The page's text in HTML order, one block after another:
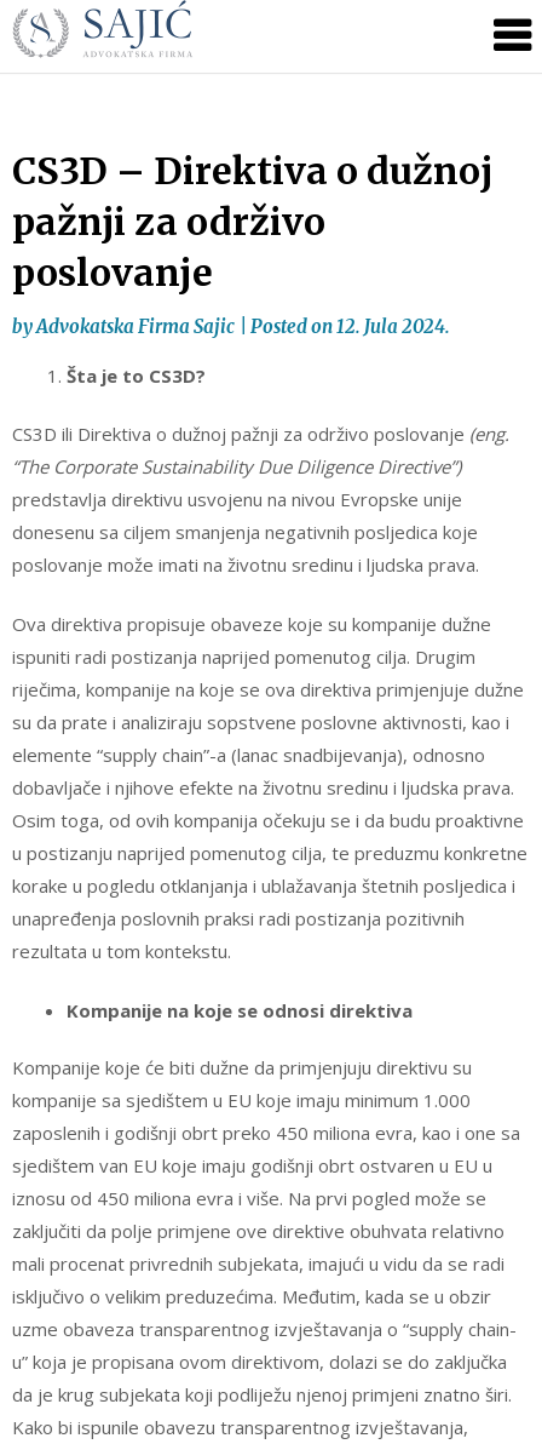
Skip
to
content
Advokatska
Sajić
|
Banja
Luka
CS3D – Direktiva o dužnoj
pažnji za održivo
poslovanje
byAdvokatska Firma Sajic Posted on12. Jula 2024.
Šta je to CS3D?
CS3D ili Direktiva o dužnoj pažnji za održivo poslovanje (eng.
“The Corporate Sustainability Due Diligence Directive”)
predstavlja direktivu usvojenu na nivou Evropske unije
donesenu sa ciljem smanjenja negativnih posljedica koje
poslovanje može imati na životnu sredinu i ljudska prava.
Ova direktiva propisuje obaveze koje su kompanije dužne
ispuniti radi postizanja naprijed pomenutog cilja. Drugim
riječima, kompanije na koje se ova direktiva primjenjuje dužne
su da prate i analiziraju sopstvene poslovne aktivnosti, kao i
elemente “supply chain”-a (lanac snadbijevanja), odnosno
dobavljače i njihove efekte na životnu sredinu i ljudska prava.
Osim toga, od ovih kompanija očekuju se i da budu proaktivne
u postizanju naprijed pomenutog cilja, te preduzmu konkretne
korake u pogledu otklanjanja i ublažavanja štetnih posljedica i
unapređenja poslovnih praksi radi postizanja pozitivnih
rezultata u tom kontekstu.
Kompanije na koje se odnosi direktiva
Kompanije koje će biti dužne da primjenjuju direktivu su
kompanije sa sjedištem u EU koje imaju minimum 1.000
zaposlenih i godišnji obrt preko 450 miliona evra, kao i one sa
sjedištem van EU koje imaju godišnji obrt ostvaren u EU u
iznosu od 450 miliona evra i više. Na prvi pogled može se
zaključiti da polje primjene ove direktive obuhvata relativno
mali procenat privrednih subjekata, imajući u vidu da se radi
isključivo o velikim preduzećima. Međutim, kada se u obzir
uzme obaveza transparentnog izvještavanja o “supply chain-
u” koja je propisana ovom direktivom, dolazi se do zaključka
da je krug subjekata koji podliježu njenoj primjeni znatno širi.
Kako bi ispunile obavezu transparentnog izvještavanja,